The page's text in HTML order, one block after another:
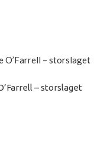
– storslaget